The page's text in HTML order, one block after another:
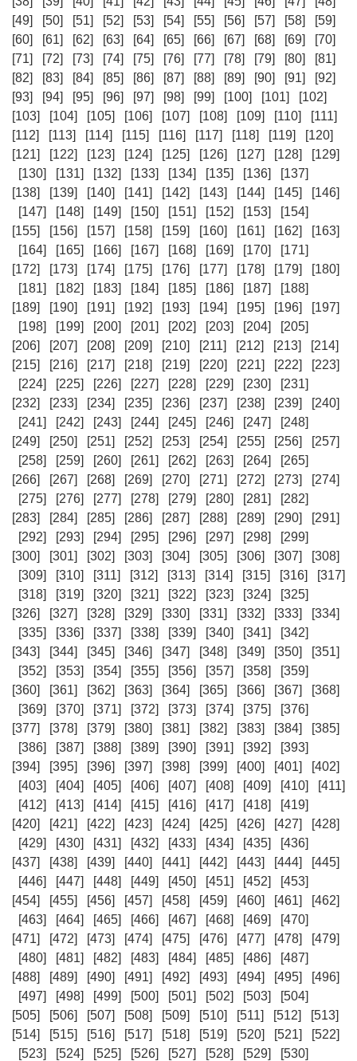
[49]
[50] [51] [52] [53] [54] [55] [56] [57] [58]
[59]
[60]
[61] [62] [63] [64] [65] [66] [67] [68] [69]
[70]
[71]
[72] [73] [74] [75] [76] [77] [78] [79] [80]
[81]
[82]
[83] [84] [85] [86] [87] [88] [89] [90] [91]
[92]
[93]
[94] [95] [96] [97] [98] [99] [100] [101]
[102]
[103]
[104] [105] [106] [107] [108] [109] [110]
[111]
[112]
[113] [114] [115] [116] [117] [118] [119]
[120]
[121]
[122] [123] [124] [125] [126] [127] [128]
[129]
[130]
[131] [132] [133] [134] [135] [136]
[137]
[138]
[139] [140] [141] [142] [143] [144] [145]
[146]
[147]
[148] [149] [150] [151] [152] [153]
[154]
[155]
[156] [157] [158] [159] [160] [161] [162]
[163]
[164]
[165] [166] [167] [168] [169] [170]
[171]
[172]
[173] [174] [175] [176] [177] [178] [179]
[180]
[181]
[182] [183] [184] [185] [186] [187]
[188]
[189]
[190] [191] [192] [193] [194] [195] [196]
[197]
[198]
[199] [200] [201] [202] [203] [204]
[205]
[206]
[207] [208] [209] [210] [211] [212] [213]
[214]
[215]
[216] [217] [218] [219] [220] [221] [222]
[223]
[224]
[225] [226] [227] [228] [229] [230]
[231]
[232]
[233] [234] [235] [236] [237] [238] [239]
[240]
[241]
[242] [243] [244] [245] [246] [247]
[248]
[249]
[250] [251] [252] [253] [254] [255] [256]
[257]
[258]
[259] [260] [261] [262] [263] [264]
[265]
[266]
[267] [268] [269] [270] [271] [272] [273]
[274]
[275]
[276] [277] [278] [279] [280] [281]
[282]
[283]
[284] [285] [286] [287] [288] [289] [290]
[291]
[292]
[293] [294] [295] [296] [297] [298]
[299]
[300]
[301] [302] [303] [304] [305] [306] [307]
[308]
[309]
[310] [311] [312] [313] [314] [315] [316]
[317]
[318]
[319] [320] [321] [322] [323] [324]
[325]
[326]
[327] [328] [329] [330] [331] [332] [333]
[334]
[335]
[336] [337] [338] [339] [340] [341]
[342]
[343]
[344] [345] [346] [347] [348] [349] [350]
[351]
[352]
[353] [354] [355] [356] [357] [358]
[359]
[360]
[361] [362] [363] [364] [365] [366] [367]
[368]
[369]
[370] [371] [372] [373] [374] [375]
[376]
[377]
[378] [379] [380] [381] [382] [383] [384]
[385]
[386]
[387] [388] [389] [390] [391] [392]
[393]
[394]
[395] [396] [397] [398] [399] [400] [401]
[402]
[403]
[404] [405] [406] [407] [408] [409] [410]
[411]
[412]
[413] [414] [415] [416] [417] [418]
[419]
[420]
[421] [422] [423] [424] [425] [426] [427]
[428]
[429]
[430] [431] [432] [433] [434] [435]
[436]
[437]
[438] [439] [440] [441] [442] [443] [444]
[445]
[446]
[447] [448] [449] [450] [451] [452]
[453]
[454]
[455] [456] [457] [458] [459] [460] [461]
[462]
[463]
[464] [465] [466] [467] [468] [469]
[470]
[471]
[472] [473] [474] [475] [476] [477] [478]
[479]
[480]
[481] [482] [483] [484] [485] [486]
[487]
[488]
[489] [490] [491] [492] [493] [494] [495]
[496]
[497]
[498] [499] [500] [501] [502] [503]
[504]
[505]
[506] [507] [508] [509] [510] [511] [512]
[513]
[514]
[515] [516] [517] [518] [519] [520] [521]
[522]
[523]
[524] [525] [526] [527] [528] [529]
[530]